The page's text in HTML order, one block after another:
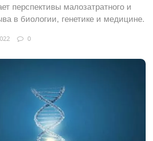
перспективы малозатратного и
в биологии, генетике и медицине.
0